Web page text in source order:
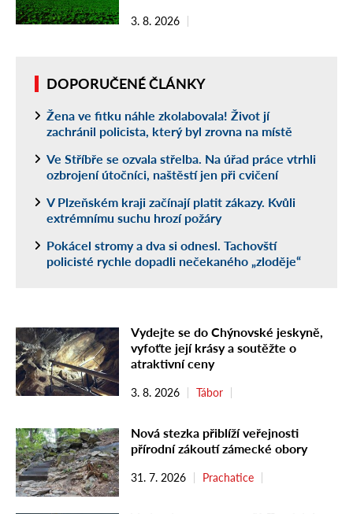
3. 8. 2026
DOPORUČENÉ ČLÁNKY
Žena ve fitku náhle zkolabovala! Život jí
zachránil policista, který byl zrovna na místě
Ve Stříbře se ozvala střelba. Na úřad práce vtrhli
ozbrojení útočníci, naštěstí jen při cvičení
V Plzeňském kraji začínají platit zákazy. Kvůli
extrémnímu suchu hrozí požáry
Pokácel stromy a dva si odnesl. Tachovští
policisté rychle dopadli nečekaného „zloděje“
Vydejte se do Chýnovské jeskyně,
vyfoťte její krásy a soutěžte o
atraktivní ceny
3. 8. 2026 Tábor
Nová stezka přiblíží veřejnosti
přírodní zákoutí zámecké obory
31. 7. 2026 Prachatice